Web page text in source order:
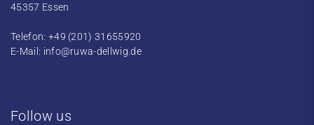
45357 Essen
Telefon: +49 (201) 31655920
E-Mail: info@ruwa-dellwig.de
Follow us